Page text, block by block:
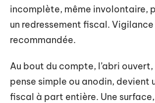
incomplète, même involontaire,
un redressement fiscal. Vigilance
recommandée.
Au bout du compte, l’abri ouvert,
pense simple ou anodin, devient
fiscal à part entière. Une